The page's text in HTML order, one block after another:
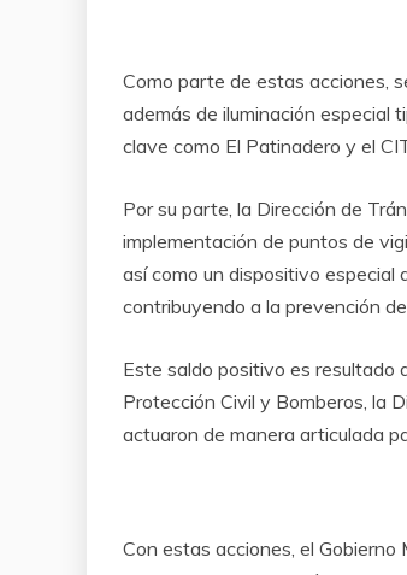
Como parte de estas acciones,
además de iluminación especial
clave como El Patinadero y el
Por su parte, la Dirección de
implementación de puntos de
así como un dispositivo
contribuyendo a la prevención
Este saldo positivo es resultado
Protección Civil y Bomberos, la
actuaron de manera articulada
Con estas acciones, el